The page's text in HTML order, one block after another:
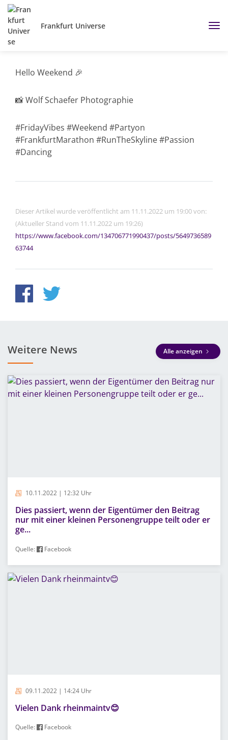
Frankfurt Universe
Hello Weekend 🎉
📸 Wolf Schaefer Photographie
#FridayVibes #Weekend #Partyon
#FrankfurtMarathon #RunTheSkyline #Passion
#Dancing
Dieser Artikel wurde veröffentlicht am 11.11.2022 um 19:00 von:
(Aktueller Stand vom 11.11.2022 um 19:26)
https://www.facebook.com/134706771990437/posts/5649736589
63744
Weitere News Alle anzeigen
10.11.2022 | 12:32 Uhr
Dies passiert, wenn der Eigentümer den Beitrag
nur mit einer kleinen Personengruppe teilt oder er
ge...
Quelle: Facebook
09.11.2022 | 14:24 Uhr
Vielen Dank rheinmaintv😊
Quelle: Facebook